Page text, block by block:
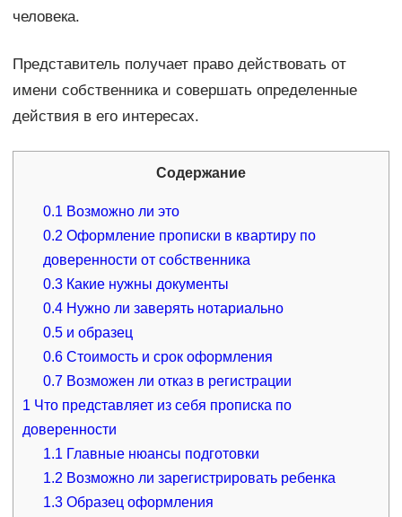
человека.
Представитель получает право действовать от
имени собственника и совершать определенные
действия в его интересах.
Содержание
0.1 Возможно ли это
0.2 Оформление прописки в квартиру по
доверенности от собственника
0.3 Какие нужны документы
0.4 Нужно ли заверять нотариально
0.5 и образец
0.6 Стоимость и срок оформления
0.7 Возможен ли отказ в регистрации
1 Что представляет из себя прописка по
доверенности
1.1 Главные нюансы подготовки
1.2 Возможно ли зарегистрировать ребенка
1.3 Образец оформления